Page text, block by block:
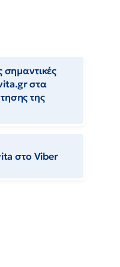
σημαντικές
στα
της
στο Viber